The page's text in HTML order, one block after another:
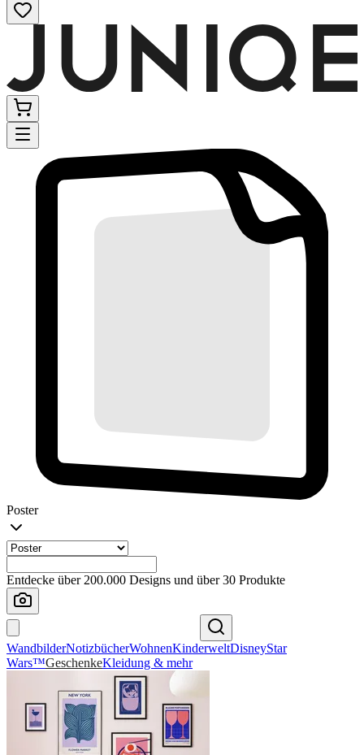
Poster
Entdecke über 200.000 Designs und über 30 Produkte
WandbilderNotizbücherWohnenKinderweltDisneyStar
Wars™GeschenkeKleidung & mehr